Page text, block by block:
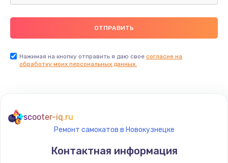
Нажимая на кнопку отправить я даю свое согласие на
обработку моих персональных данных.
scooter-iq.ru
Ремонт самокатов в Новокузнецке
Контактная информация